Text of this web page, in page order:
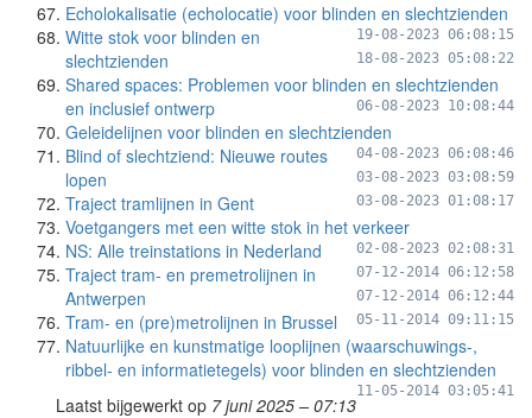
Echolokalisatie (echolocatie) voor blinden en slechtzienden
19-08-2023 06:08:15
Witte stok voor blinden en
slechtzienden
18-08-2023 05:08:22
Shared spaces: Problemen voor blinden en slechtzienden
en inclusief ontwerp
06-08-2023 10:08:44
Geleidelijnen voor blinden en slechtzienden
04-08-2023 06:08:46
Blind of slechtziend: Nieuwe routes
lopen
03-08-2023 03:08:59
Traject tramlijnen in Gent 03-08-2023 01:08:17
Voetgangers met een witte stok in het verkeer
02-08-2023 02:08:31
NS: Alle treinstations in Nederland
07-12-2014 06:12:58
Traject tram- en premetrolijnen in
Antwerpen
07-12-2014 06:12:44
Tram- en (pre)metrolijnen in Brussel 05-11-2014 09:11:15
Natuurlijke en kunstmatige looplijnen (waarschuwings-,
ribbel- en informatietegels) voor blinden en slechtzienden
11-05-2014 03:05:41
Laatst bijgewerkt op 7 juni 2025 – 07:13